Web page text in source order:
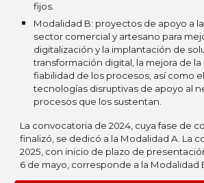
fijos.
Modalidad B: proyectos de apoyo a
sector comercial y artesano para
digitalización y la implantación de
transformación digital, la mejora de
fiabilidad de los procesos, así como
tecnologías disruptivas de apoyo al
procesos que los sustentan.
La convocatoria de 2024, cuya fase de
finalizó, se dedicó a la Modalidad A. La
2025, con inicio de plazo de
6 de mayo, corresponde a la Modalidad